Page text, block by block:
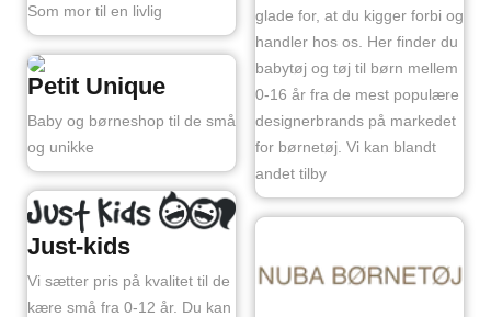
Som mor til en livlig
Petit Unique
Baby og børneshop til de små
og unikke
Just-kids
Vi sætter pris på kvalitet til de
kære små fra 0-12 år. Du kan
glade for, at du kigger forbi og
handler hos os. Her finder du
babytøj og tøj til børn mellem
0-16 år fra de mest populære
designerbrands på markedet
for børnetøj. Vi kan blandt
andet tilby